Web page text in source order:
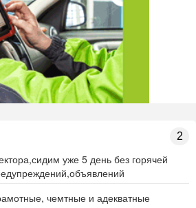
2
уже 5 день без горячей
чемтные и адекватные